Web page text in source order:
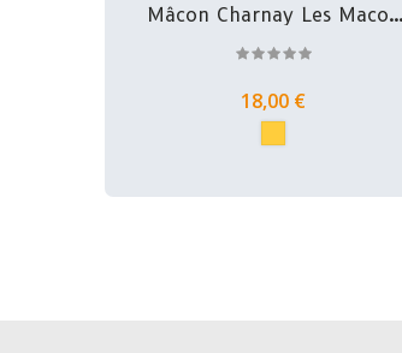
Mâcon Charnay Les Macon
18,00 €